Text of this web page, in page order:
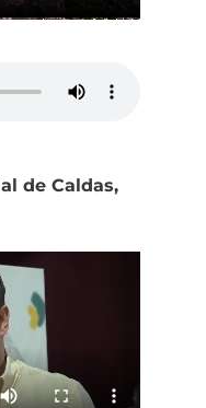
de Caldas,